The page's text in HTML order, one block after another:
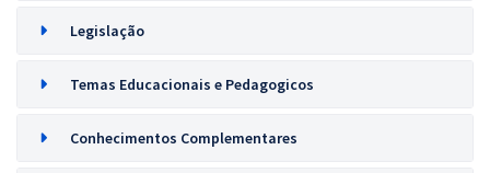
Legislação
Temas Educacionais e Pedagogicos
Conhecimentos Complementares